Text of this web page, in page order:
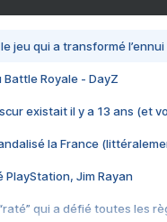
jeu qui a transformé
Royale - DayZ
existait il y a 13 ans (et
la France
PlayStation, Jim Rayan
qui a défié toutes les